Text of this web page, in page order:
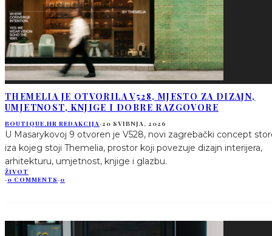
THEMELIA JE OTVORILA V528, MJESTO ZA DIZAJN,
UMJETNOST, KNJIGE I DOBRE RAZGOVORE
BOUTIQUE.HR REDAKCIJA·20 SVIBNJA, 2026
U Masarykovoj 9 otvoren je V528, novi zagrebački concept
iza kojeg stoji Themelia, prostor koji povezuje dizajn interijera,
arhitekturu, umjetnost, knjige i glazbu.
ŽIVOT
·0 COMMENTS ·0